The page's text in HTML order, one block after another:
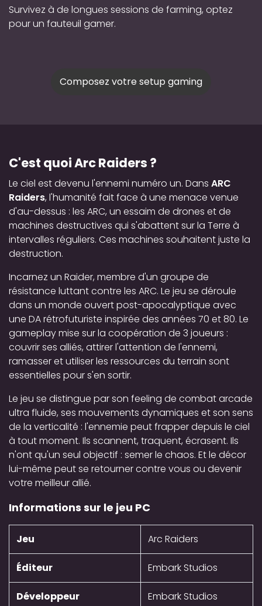
Survivez à de longues sessions de farming, optez
pour un fauteuil gamer.
Composez votre setup gaming
C'est quoi Arc Raiders ?
Le ciel est devenu l'ennemi numéro un. Dans ARC
Raiders, l'humanité fait face à une menace venue
d'au-dessus : les ARC, un essaim de drones et de
machines destructives qui s'abattent sur la Terre à
intervalles réguliers. Ces machines souhaitent juste la
destruction.
Incarnez un Raider, membre d'un groupe de
résistance luttant contre les ARC. Le jeu se déroule
dans un monde ouvert post-apocalyptique avec
une DA rétrofuturiste inspirée des années 70 et 80. Le
gameplay mise sur la coopération de 3 joueurs :
couvrir ses alliés, attirer l'attention de l'ennemi,
ramasser et utiliser les ressources du terrain sont
essentielles pour s'en sortir.
Le jeu se distingue par son feeling de combat arcade
ultra fluide, ses mouvements dynamiques et son sens
de la verticalité : l'ennemie peut frapper depuis le ciel
à tout moment. Ils scannent, traquent, écrasent. Ils
n'ont qu'un seul objectif : semer le chaos. Et le décor
lui-même peut se retourner contre vous ou devenir
votre meilleur allié.
Informations sur le jeu PC
Jeu Arc Raiders
Éditeur Embark Studios
Développeur Embark Studios